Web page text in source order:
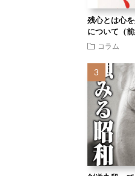
残心とは心
について（前
コラム